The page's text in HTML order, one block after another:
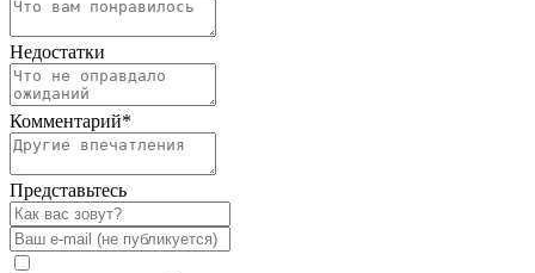
Недостатки
Комментарий*
Представьтесь